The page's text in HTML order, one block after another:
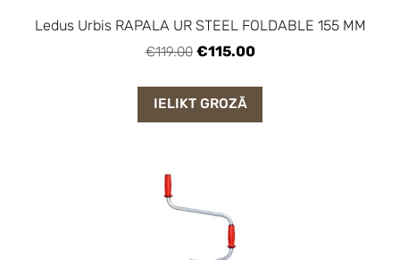
Ledus Urbis RAPALA UR STEEL FOLDABLE 155 MM
€119.00 €115.00
IELIKT GROZĀ